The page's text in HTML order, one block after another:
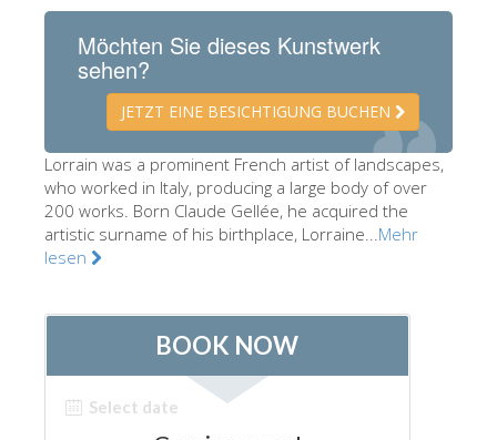
Bargello Museum
Palatina Galerie
Medici Kapelle
Opificio delle Pietre Dure
Museo Galileo
Möchten Sie dieses Kunstwerk
sehen?
JETZT EINE BESICHTIGUNG BUCHEN
Lorrain was a prominent French artist of landscapes,
who worked in Italy, producing a large body of over
200 works. Born Claude Gellée, he acquired the
artistic surname of his birthplace, Lorraine...Mehr
lesen